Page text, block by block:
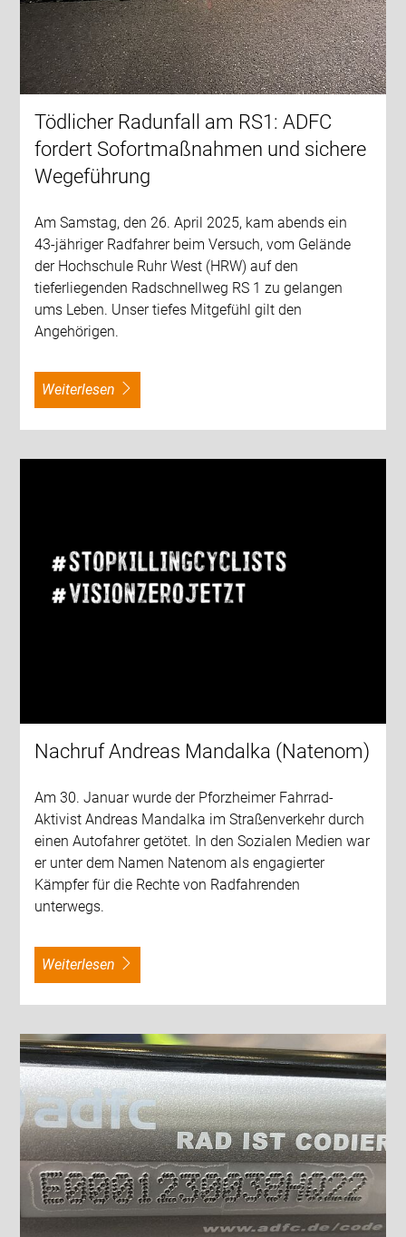
Tödlicher Radunfall am RS1: ADFC
fordert Sofortmaßnahmen und sichere
Wegeführung
Am Samstag, den 26. April 2025, kam abends ein
43-jähriger Radfahrer beim Versuch, vom Gelände
der Hochschule Ruhr West (HRW) auf den
tieferliegenden Radschnellweg RS 1 zu gelangen
ums Leben. Unser tiefes Mitgefühl gilt den
Angehörigen.
weiterlesen
Nachruf Andreas Mandalka (Natenom)
Am 30. Januar wurde der Pforzheimer Fahrrad-
Aktivist Andreas Mandalka im Straßenverkehr durch
einen Autofahrer getötet. In den Sozialen Medien war
er unter dem Namen Natenom als engagierter
Kämpfer für die Rechte von Radfahrenden
unterwegs.
weiterlesen